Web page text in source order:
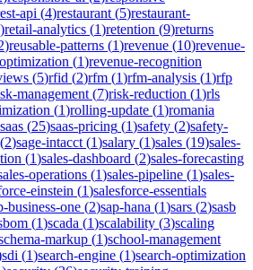
api (4)restaurant (5)restaurant-
)retail-analytics (1)retention (9)returns
)reusable-patterns (1)revenue (10)revenue-
(1)revenue-recognition
(5)rfid (2)rfm (1)rfm-analysis (1)rfp
management (7)risk-reduction (1)rls
(1)rolling-update (1)romania
saas (25)saas-pricing (1)safety (2)safety-
(2)sage-intacct (1)salary (1)sales (19)sales-
(1)sales-dashboard (2)sales-forecasting
operations (1)sales-pipeline (1)sales-
einstein (1)salesforce-essentials
business-one (2)sap-hana (1)sars (2)sasb
(1)scada (1)scalability (3)scaling
markup (1)school-management
sdi (1)search-engine (1)search-optimization